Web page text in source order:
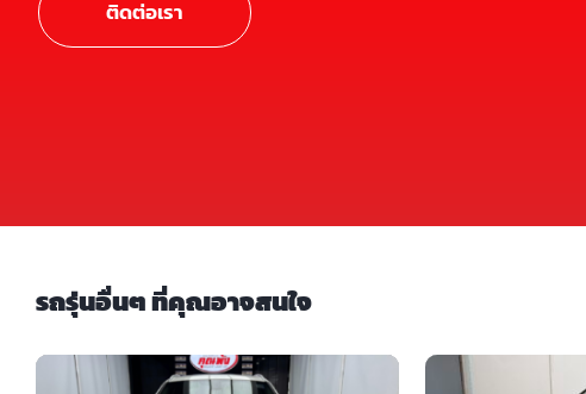
ติดต่อเรา
รถรุ่นอื่นๆ ที่คุณอาจสนใจ